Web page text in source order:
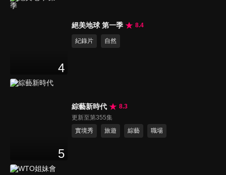
4
絕美地球 第一季 8.4
紀錄片 自然
5
綜藝新時代
8.3
更新至第355集
實境秀
旅遊 綜藝 職場